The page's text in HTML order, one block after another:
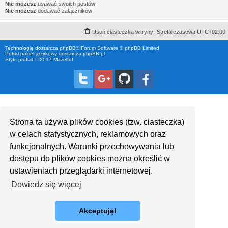
Strona ta używa plików cookies (tzw. ciasteczka)
w celach statystycznych, reklamowych oraz
funkcjonalnych. Warunki przechowywania lub
dostępu do plików cookies można określić w
ustawieniach przeglądarki internetowej.
Dowiedz się więcej
Akceptuję!
Nie możesz usuwać swoich postów
Nie możesz dodawać załączników
Strefa czasowa UTC+02:00
Usuń ciasteczka witryny
Technologię dostarcza phpBB® Forum Software © phpBB Limited
Polski pakiet językowy dostarcza phpBB.pl
Style proflat © 2017 Mazeltof